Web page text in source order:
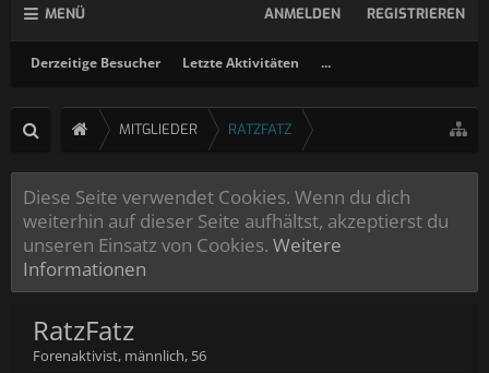
MENÜ
Derzeitige Besucher Letzte Aktivitäten ...
ANMELDEN REGISTRIEREN
MITGLIEDER RATZFATZ
Diese Seite verwendet Cookies. Wenn du dich
weiterhin auf dieser Seite aufhältst, akzeptierst du
unseren Einsatz von Cookies. Weitere
Informationen
RatzFatz
Forenaktivist, männlich, 56